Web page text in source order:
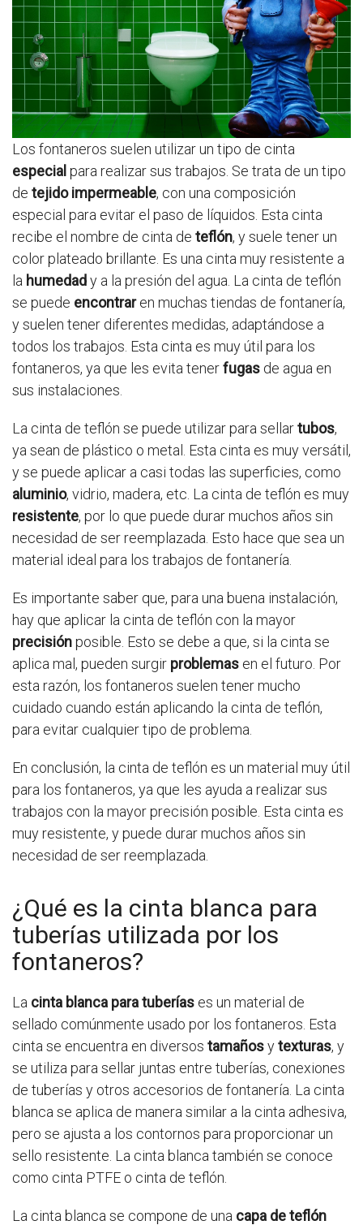
Los fontaneros suelen utilizar un tipo de cinta
especial para realizar sus trabajos. Se trata de un tipo
de tejido impermeable, con una composición
especial para evitar el paso de líquidos. Esta cinta
recibe el nombre de cinta de teflón, y suele tener un
color plateado brillante. Es una cinta muy resistente a
la humedady a la presión del agua. La cinta de teflón
se puede encontraren muchas tiendas de fontanería,
y suelen tener diferentes medidas, adaptándose a
todos los trabajos. Esta cinta es muy útil para los
fontaneros, ya que les evita tenerfugas de agua en
sus instalaciones.
La cinta de teflón se puede utilizar para sellartubos,
ya sean de plástico o metal. Esta cinta es muy versátil,
y se puede aplicar a casi todas las superficies, como
aluminio, vidrio, madera, etc. La cinta de teflón es muy
resistente, por lo que puede durar muchos años sin
necesidad de ser reemplazada. Esto hace que sea un
material ideal para los trabajos de fontanería.
Es importante saber que, para una buena instalación,
hay que aplicar la cinta de teflón con la mayor
precisiónposible. Esto se debe a que, si la cinta se
aplica mal, pueden surgir problemas en el futuro. Por
esta razón, los fontaneros suelen tener mucho
cuidado cuando están aplicando la cinta de teflón,
para evitar cualquier tipo de problema.
En conclusión, la cinta de teflón es un material muy útil
para los fontaneros, ya que les ayuda a realizar sus
trabajos con la mayor precisión posible. Esta cinta es
muy resistente, y puede durar muchos años sin
necesidad de ser reemplazada.
¿Qué es la cinta blanca para
tuberías utilizada por los
fontaneros?
La cinta blanca para tuberías es un material de
sellado comúnmente usado por los fontaneros. Esta
cinta se encuentra en diversos tamañosytexturas, y
se utiliza para sellar juntas entre tuberías, conexiones
de tuberías y otros accesorios de fontanería. La cinta
blanca se aplica de manera similar a la cinta adhesiva,
pero se ajusta a los contornos para proporcionar un
sello resistente. La cinta blanca también se conoce
como cinta PTFE o cinta de teflón.
La cinta blanca se compone de una capa de teflón